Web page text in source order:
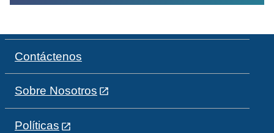
Contáctenos
Sobre Nosotros
Políticas